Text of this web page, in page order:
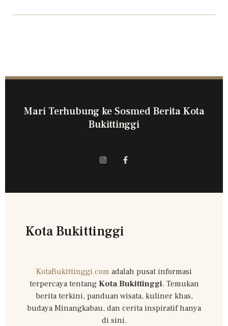
Mari Terhubung ke Sosmed Berita Kota
Bukittinggi
Kota Bukittinggi
KotaBukittinggi.com adalah pusat informasi
terpercaya tentang Kota Bukittinggi. Temukan
berita terkini, panduan wisata, kuliner khas,
budaya Minangkabau, dan cerita inspiratif hanya
di sini.